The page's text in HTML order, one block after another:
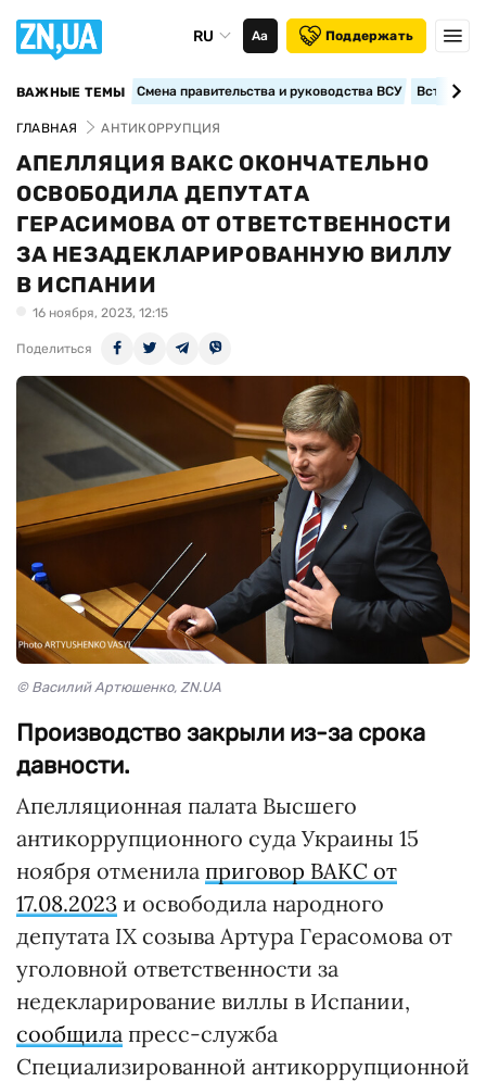
RU Аа Поддержать
ВАЖНЫЕ ТЕМЫ Смена правительства и руководства ВСУ
ГЛАВНАЯ АНТИКОРРУПЦИЯ
АПЕЛЛЯЦИЯ ВАКС ОКОНЧАТЕЛЬНО
ОСВОБОДИЛА ДЕПУТАТА
ГЕРАСИМОВА ОТ ОТВЕТСТВЕННОСТИ
ЗА НЕЗАДЕКЛАРИРОВАННУЮ ВИЛЛУ
В ИСПАНИИ
16 ноября, 2023, 12:15
Поделиться
© Василий Артюшенко, ZN.UA
Производство закрыли из-за срока
давности.
Апелляционная палата Высшего
антикоррупционного суда Украины 15
ноября отменила приговор ВАКС от
17.08.2023 и освободила народного
депутата ІХ созыва Артура Герасомова от
уголовной ответственности за
недекларирование виллы в Испании,
сообщила пресс-служба
Специализированной антикоррупционной